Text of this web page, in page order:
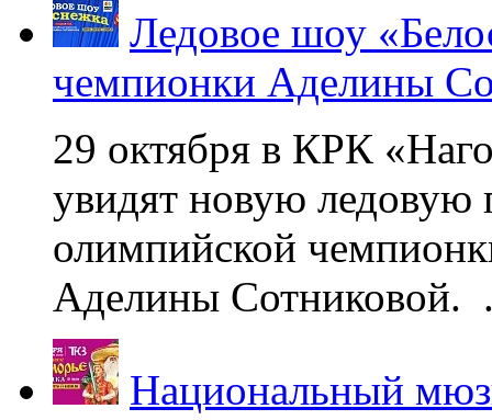
Ледовое шоу
чемпионки Аделины
29 октября в КРК
увидят новую ледовую
олимпийской
Аделины Сотниковой.
Национальный